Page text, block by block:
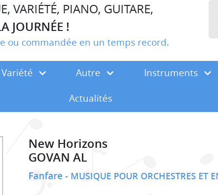
VARIÉTÉ, PIANO, GUITARE,
JOURNÉE !
ou commandée en un temps record.
Variété Autre Instruments
Actualités
New Horizons
GOVAN AL
Fanfare MUSIQUE POUR ORCHESTRES ET